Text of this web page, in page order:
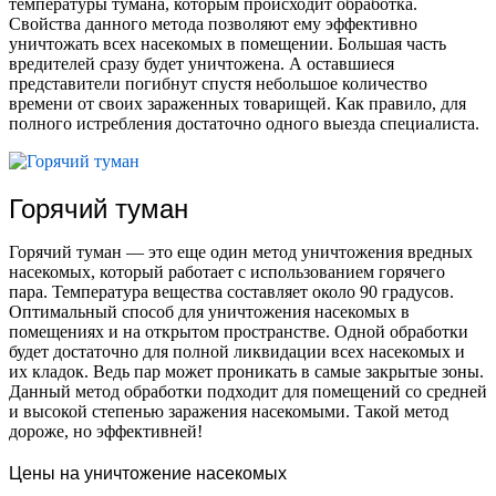
Свойства данного метода позволяют ему эффективно
уничтожать всех насекомых в помещении. Большая часть
вредителей сразу будет уничтожена. А оставшиеся
представители погибнут спустя небольшое количество
времени от своих зараженных товарищей. Как правило, для
полного истребления достаточно одного выезда специалиста.
Горячий туман
Горячий туман — это еще один метод уничтожения вредных
насекомых, который работает с использованием горячего
пара. Температура вещества составляет около 90 градусов.
Оптимальный способ для уничтожения насекомых в
помещениях и на открытом пространстве. Одной обработки
будет достаточно для полной ликвидации всех насекомых и
их кладок. Ведь пар может проникать в самые закрытые зоны.
Данный метод обработки подходит для помещений со средней
и высокой степенью заражения насекомыми. Такой метод
дороже, но эффективней!
Цены на уничтожение насекомых